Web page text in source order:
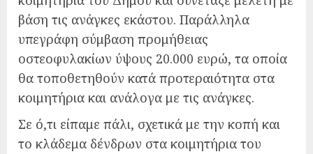
βάση τις ανάγκες εκάστου. Παράλληλα
υπεγράφη σύμβαση προμήθειας
οστεοφυλακίων ύψους 20.000 ευρώ, τα οποία
θα τοποθετηθούν κατά προτεραιότητα στα
κοιμητήρια και ανάλογα με τις ανάγκες.
Σε ό,τι είπαμε πάλι, σχετικά με την κοπή και
το κλάδεμα δένδρων στα κοιμητήρια του